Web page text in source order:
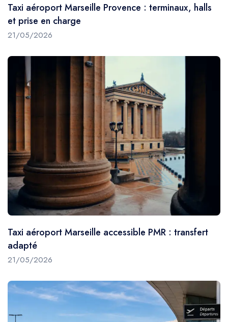
Taxi aéroport Marseille Provence : terminaux, halls
et prise en charge
21/05/2026
Taxi aéroport Marseille accessible PMR : transfert
adapté
21/05/2026